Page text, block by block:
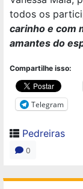
todos os
carinho e com
amantes do
Compartilhe isso:
Telegram
Pedreiras
0